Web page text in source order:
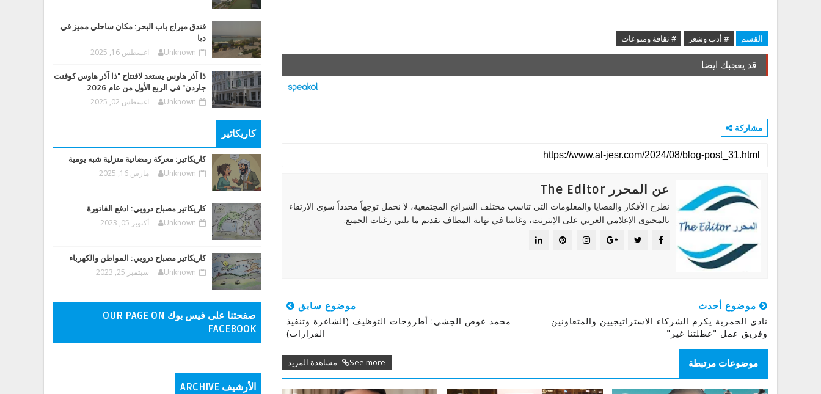
القسم # أدب وشعر # ثقافة ومنوعات
قد يعجبك ايضا
مشاركة
عن المحرر The Editor
نطرح الأفكار والقضايا والمعلومات التي تناسب مختلف الشرائح المجتمعية، لا نحمل توجهاً محدداً سوى الارتقاء
بالمحتوى الإعلامي العربي على الإنترنت، وغايتنا في نهاية المطاف تقديم ما يلبي رغبات الجميع.
موضوع أحدث
نادي الحمرية يكرم الشركاء الاستراتيجيين والمتعاونين
وفريق عمل "عطلتنا غير"
موضوع سابق
محمد عوض الجشي: أطروحات التوظيف (الشاغرة وتنفيذ
القرارات)
موضوعات مرتبطة See more مشاهدة المزيد
فندق ميراج باب البحر: مكان ساحلي مميز في
دبا
Unknown اغسطس 16, 2025
ذا آذر هاوس يستعد لافتتاح "ذا آذر هاوس كوفنت
جاردن" في الربع الأول من عام 2026
Unknown اغسطس 02, 2025
كاريكاتير
كاريكاتير: معركة رمضانية منزلية شبه يومية
Unknown مارس 16, 2025
كاريكاتير مصباح دروبي: ادفع الفاتورة
Unknown أكتوبر 05, 2023
كاريكاتير مصباح دروبي: المواطن والكهرباء
Unknown سبتمبر 25, 2023
صفحتنا على فيس بوك OUR PAGE ON
FACEBOOK
الأرشيف ARCHIVE